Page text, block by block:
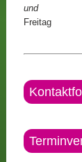
und
Freitag